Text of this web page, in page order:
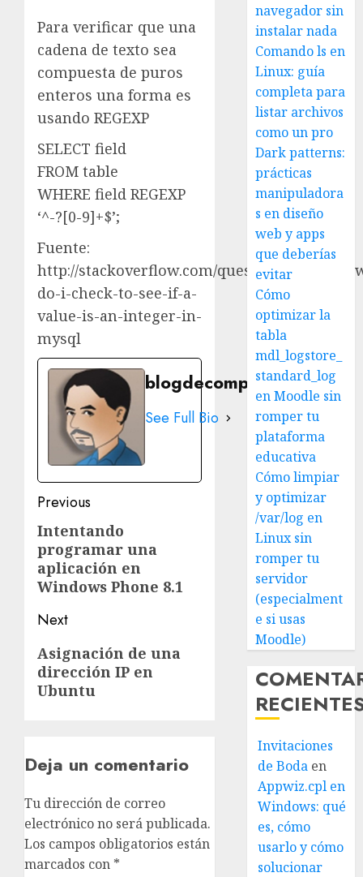
Para verificar que una
cadena de texto sea
compuesta de puros
enteros una forma es
usando REGEXP
SELECT field
FROM table
WHERE field REGEXP
‘^-?[0-9]+$’;
Fuente:
http://stackoverflow.com/questions/75704/
do-i-check-to-see-if-a-
value-is-an-integer-in-
mysql
blogdecomputo.com
See Full Bio
Post
navigation
Previous
Previous
post:
Intentando
programar una
aplicación en
Windows Phone 8.1
Next
Next
post:
Asignación de una
dirección IP en
Ubuntu
Deja un comentario
Tu dirección de correo
electrónico no será publicada.
Los campos obligatorios están
marcados con *
navegador sin
instalar nada
Comando ls en
Linux: guía
completa para
listar archivos
como un pro
Dark patterns:
prácticas
manipuladora
s en diseño
web y apps
que deberías
evitar
Cómo
optimizar la
tabla
mdl_logstore_
standard_log
en Moodle sin
romper tu
plataforma
educativa
Cómo limpiar
y optimizar
/var/log en
Linux sin
romper tu
servidor
(especialment
e si usas
Moodle)
Invitaciones
de Boda en
Appwiz.cpl en
Windows: qué
es, cómo
usarlo y cómo
solucionar